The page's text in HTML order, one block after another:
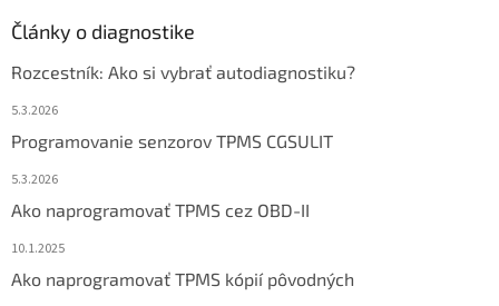
Články o diagnostike
Rozcestník: Ako si vybrať autodiagnostiku?
5.3.2026
Programovanie senzorov TPMS CGSULIT
5.3.2026
Ako naprogramovať TPMS cez OBD-II
10.1.2025
Ako naprogramovať TPMS kópií pôvodných